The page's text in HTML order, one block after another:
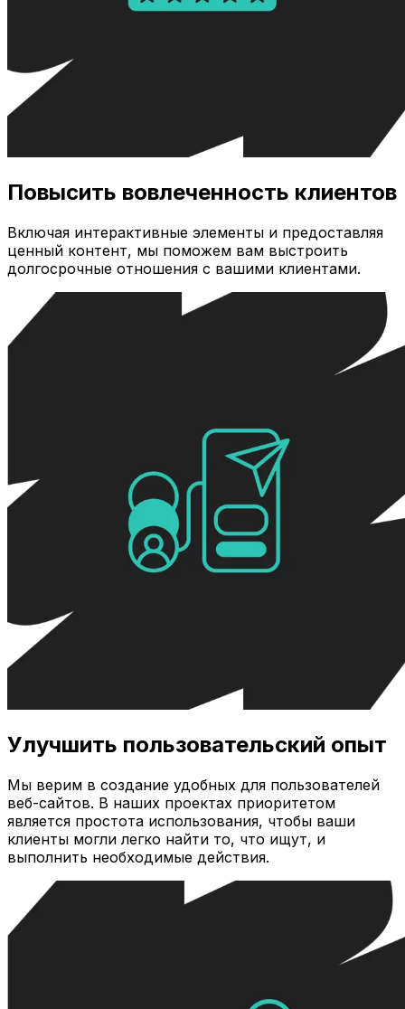
Повысить вовлеченность клиентов
Включая интерактивные элементы и предоставляя
ценный контент, мы поможем вам выстроить
долгосрочные отношения с вашими клиентами.
Улучшить пользовательский опыт
Мы верим в создание удобных для пользователей
веб-сайтов. В наших проектах приоритетом
является простота использования, чтобы ваши
клиенты могли легко найти то, что ищут, и
выполнить необходимые действия.